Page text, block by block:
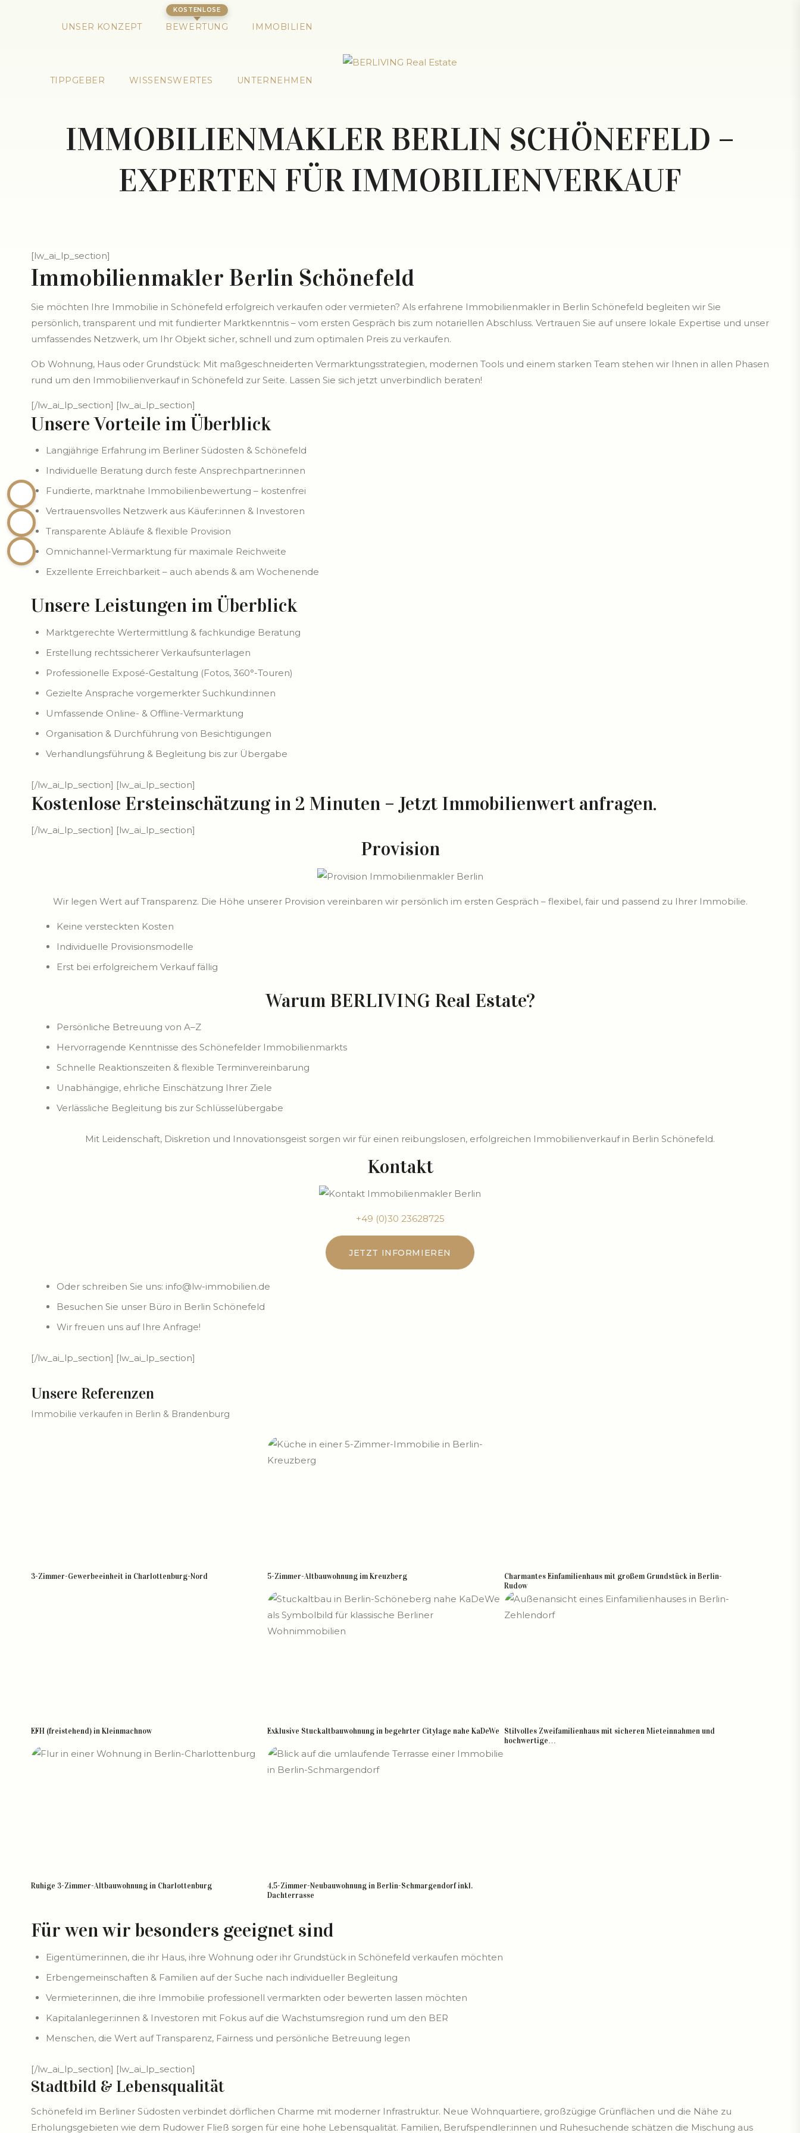
UNSER KONZEPT BEWERTUNG IMMOBILIEN
TIPPGEBER WISSENSWERTES UNTERNEHMEN
IMMOBILIENMAKLER BERLIN SCHÖNEFELD –
EXPERTEN FÜR IMMOBILIENVERKAUF
[lw_ai_lp_section]
Immobilienmakler Berlin Schönefeld
Sie möchten Ihre Immobilie in Schönefeld erfolgreich verkaufen oder vermieten? Als erfahrene Immobilienmakler in Berlin Schönefeld begleiten wir Sie
persönlich, transparent und mit fundierter Marktkenntnis – vom ersten Gespräch bis zum notariellen Abschluss. Vertrauen Sie auf unsere lokale Expertise und unser
umfassendes Netzwerk, um Ihr Objekt sicher, schnell und zum optimalen Preis zu verkaufen.
Ob Wohnung, Haus oder Grundstück: Mit maßgeschneiderten Vermarktungsstrategien, modernen Tools und einem starken Team stehen wir Ihnen in allen Phasen
rund um den Immobilienverkauf in Schönefeld zur Seite. Lassen Sie sich jetzt unverbindlich beraten!
[/lw_ai_lp_section] [lw_ai_lp_section]
Unsere Vorteile im Überblick
Langjährige Erfahrung im Berliner Südosten & Schönefeld
Individuelle Beratung durch feste Ansprechpartner:innen
Fundierte, marktnahe Immobilienbewertung – kostenfrei
Vertrauensvolles Netzwerk aus Käufer:innen & Investoren
Transparente Abläufe & flexible Provision
Omnichannel-Vermarktung für maximale Reichweite
Exzellente Erreichbarkeit – auch abends & am Wochenende
Unsere Leistungen im Überblick
Marktgerechte Wertermittlung & fachkundige Beratung
Erstellung rechtssicherer Verkaufsunterlagen
Professionelle Exposé-Gestaltung (Fotos, 360°-Touren)
Gezielte Ansprache vorgemerkter Suchkund:innen
Umfassende Online- & Offline-Vermarktung
Organisation & Durchführung von Besichtigungen
Verhandlungsführung & Begleitung bis zur Übergabe
[/lw_ai_lp_section] [lw_ai_lp_section]
Kostenlose Ersteinschätzung in 2 Minuten – Jetzt Immobilienwert anfragen.
[/lw_ai_lp_section] [lw_ai_lp_section]
Provision
Wir legen Wert auf Transparenz. Die Höhe unserer Provision vereinbaren wir persönlich im ersten Gespräch – flexibel, fair und passend zu Ihrer Immobilie.
Keine versteckten Kosten
Individuelle Provisionsmodelle
Erst bei erfolgreichem Verkauf fällig
Warum BERLIVING Real Estate?
Persönliche Betreuung von A–Z
Hervorragende Kenntnisse des Schönefelder Immobilienmarkts
Schnelle Reaktionszeiten & flexible Terminvereinbarung
Unabhängige, ehrliche Einschätzung Ihrer Ziele
Verlässliche Begleitung bis zur Schlüsselübergabe
Mit Leidenschaft, Diskretion und Innovationsgeist sorgen wir für einen reibungslosen, erfolgreichen Immobilienverkauf in Berlin Schönefeld.
Kontakt
+49 (0)30 23628725
JETZT INFORMIEREN
Oder schreiben Sie uns: info@lw-immobilien.de
Besuchen Sie unser Büro in Berlin Schönefeld
Wir freuen uns auf Ihre Anfrage!
[/lw_ai_lp_section] [lw_ai_lp_section]
Unsere Referenzen
Immobilie verkaufen in Berlin & Brandenburg
3-Zimmer-Gewerbeeinheit in Charlottenburg-Nord 5-Zimmer-Altbauwohnung im Kreuzberg
Charmantes Einfamilienhaus mit großem Grundstück in Berlin-
Rudow
EFH (freistehend) in Kleinmachnow Exklusive Stuckaltbauwohnung in begehrter Citylage nahe KaDeWe
Stilvolles Zweifamilienhaus mit sicheren Mieteinnahmen und
hochwertige…
Ruhige 3-Zimmer-Altbauwohnung in Charlottenburg
4,5-Zimmer-Neubauwohnung in Berlin-Schmargendorf inkl.
Dachterrasse
Für wen wir besonders geeignet sind
Eigentümer:innen, die ihr Haus, ihre Wohnung oder ihr Grundstück in Schönefeld verkaufen möchten
Erbengemeinschaften & Familien auf der Suche nach individueller Begleitung
Vermieter:innen, die ihre Immobilie professionell vermarkten oder bewerten lassen möchten
Kapitalanleger:innen & Investoren mit Fokus auf die Wachstumsregion rund um den BER
Menschen, die Wert auf Transparenz, Fairness und persönliche Betreuung legen
[/lw_ai_lp_section] [lw_ai_lp_section]
Stadtbild & Lebensqualität
Schönefeld im Berliner Südosten verbindet dörflichen Charme mit moderner Infrastruktur. Neue Wohnquartiere, großzügige Grünflächen und die Nähe zu
Erholungsgebieten wie dem Rudower Fließ sorgen für eine hohe Lebensqualität. Familien, Berufspendler:innen und Ruhesuchende schätzen die Mischung aus